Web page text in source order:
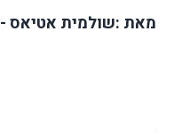
מאת :שולמית אטיאס -shulamit.atias@gmail.com